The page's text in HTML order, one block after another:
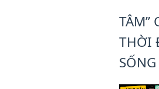
TÂM”
THỜI